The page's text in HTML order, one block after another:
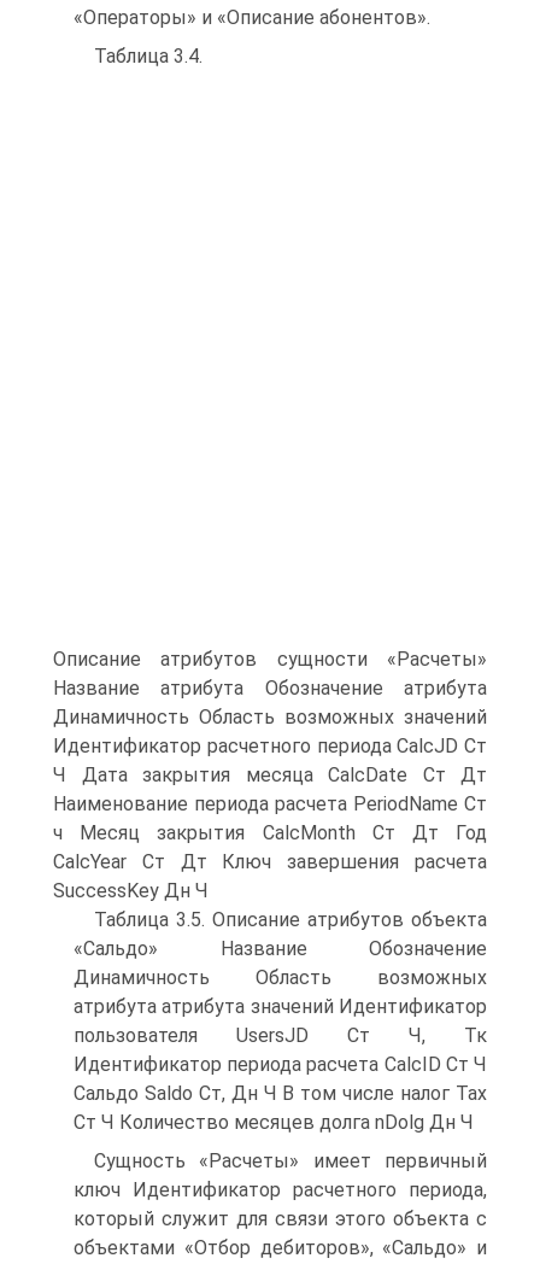
«Операторы» и «Описание абонентов».
Таблица 3.4.
Описание атрибутов сущности «Расчеты»
Название атрибута Обозначение атрибута
Динамичность Область возможных значений
Идентификатор расчетного периода CalcJD Ст
Ч Дата закрытия месяца CalcDate Ст Дт
Наименование периода расчета PeriodName Ст
ч Месяц закрытия CalcMonth Ст Дт Год
CalcYear Ст Дт Ключ завершения расчета
SuccessKey Дн Ч
Таблица 3.5. Описание атрибутов объекта
«Сальдо» Название Обозначение
Динамичность Область возможных
атрибута атрибута значений Идентификатор
пользователя UsersJD Ст Ч, Тк
Идентификатор периода расчета CalcID Ст Ч
Сальдо Saldo Ст, Дн Ч В том числе налог Tax
Ст Ч Количество месяцев долга nDolg Дн Ч
Сущность «Расчеты» имеет первичный
ключ Идентификатор расчетного периода,
который служит для связи этого объекта с
объектами «Отбор дебиторов», «Сальдо» и